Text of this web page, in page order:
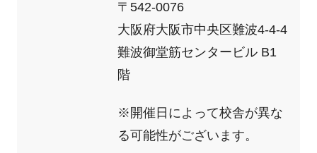
〒542-0076
大阪府大阪市中央区難波4-4-4
難波御堂筋センタービル B1
階
※開催日によって校舎が異な
る可能性がございます。